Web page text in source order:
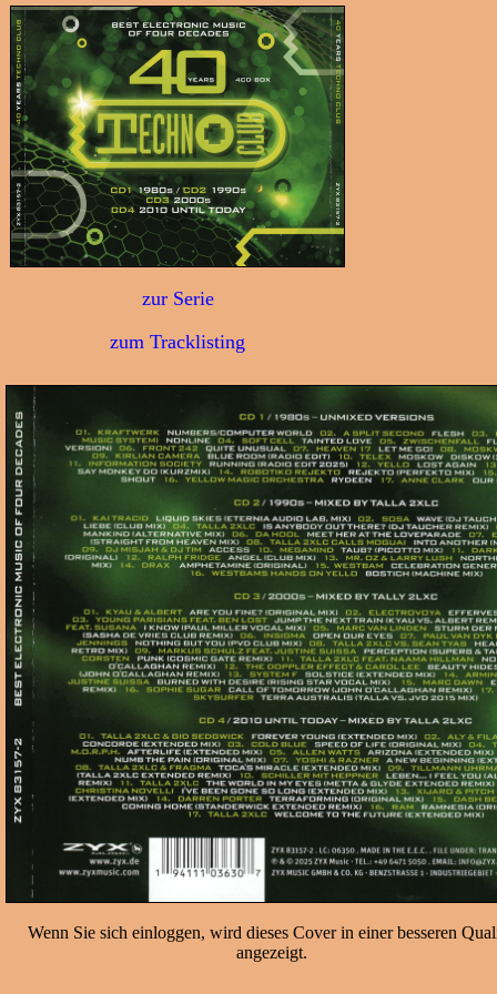
zur Serie
zum Tracklisting
Wenn Sie sich einloggen, wird dieses Cover in einer besseren
angezeigt.